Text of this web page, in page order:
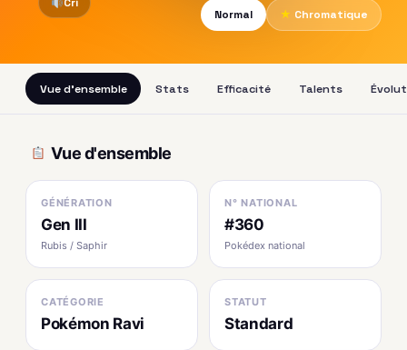
Normal
★ Chromatique
Vue d'ensemble Stats Efficacité Talents
Vue d'ensemble
GÉNÉRATION
Gen III
Rubis / Saphir
N° NATIONAL
#360
Pokédex national
CATÉGORIE
Pokémon Ravi
STATUT
Standard